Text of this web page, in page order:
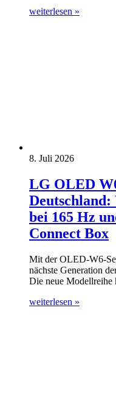
weiterlesen »
8. Juli 2026
LG OLED
bei 165 Hz
Connect Box
Mit der OLED-W6-
nächste Generation
Die neue
weiterlesen »